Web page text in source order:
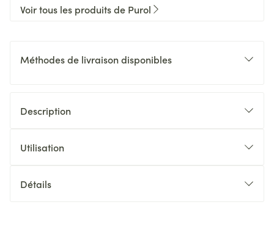
Voir tous les produits de Purol
Méthodes de livraison disponibles
Description
Utilisation
Détails